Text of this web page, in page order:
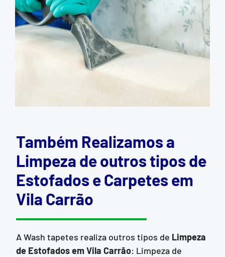
Também Realizamos a
Limpeza de outros tipos de
Estofados e Carpetes em
Vila Carrão
A Wash tapetes realiza outros tipos de Limpeza
de Estofadosem Vila Carrão: Limpeza de